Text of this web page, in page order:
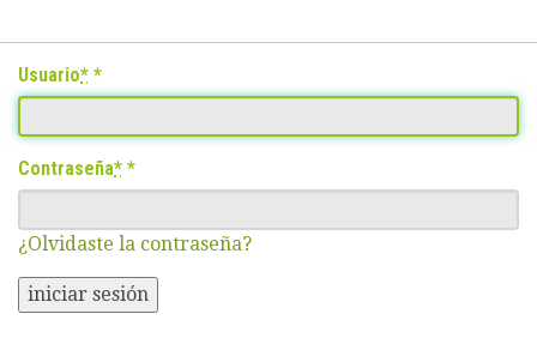
Usuario*
Contraseña*
¿Olvidaste la contraseña?
iniciar sesión